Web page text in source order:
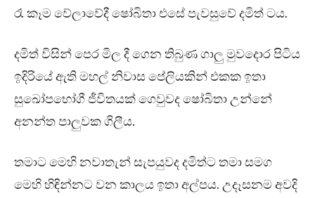
රෑ කෑම වේලාවේදී ෂෝබිතා එසේ පැවසුවේ දමිත් ටය.
දමිත් විසින් පෙර මිල දී ගෙන තිබුණ ගාලු මුවදොර පිටිය
ඉදිරියේ ඇති මහල් නිවාස පේලියකින් එකක ඉතා
සුඛෝපභෝගී ජීවිතයක් ගෙවුවද ෂෝබිතා උන්නේ
අනන්ත පාලුවක ගිලීය.
තමාට මෙහි නවාතැන් සැපයුවද දමිත්ට තමා සමග
මෙහි හිඳින්නට වන කාලය ඉතා අල්පය. උදෑසනම අවදි